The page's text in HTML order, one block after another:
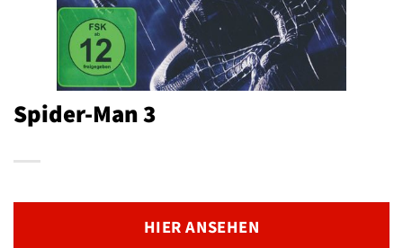
Spider-Man 3
HIER ANSEHEN